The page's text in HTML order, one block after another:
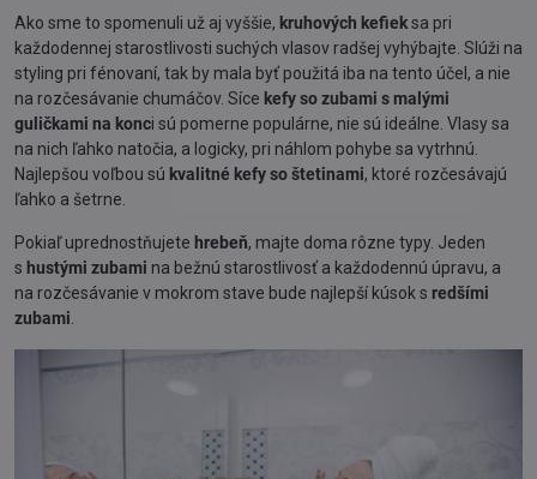
Ako sme to spomenuli už aj vyššie, kruhových kefieksa pri
každodennej starostlivosti suchých vlasov radšej vyhýbajte. Slúži na
styling pri fénovaní, tak by mala byť použitá iba na tento účel, a nie
na rozčesávanie chumáčov. Síce kefy so zubami s malými
guličkami na konci sú pomerne populárne, nie sú ideálne. Vlasy sa
na nich ľahko natočia, a logicky, pri náhlom pohybe sa vytrhnú.
Najlepšou voľbou sú kvalitné kefy so štetinami, ktoré rozčesávajú
ľahko a šetrne.
Pokiaľ uprednostňujete hrebeň, majte doma rôzne typy. Jeden
s hustými zubami na bežnú starostlivosť a každodennú úpravu, a
na rozčesávanie v mokrom stave bude najlepší kúsok s redšími
zubami